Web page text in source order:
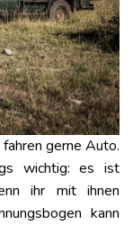
gerne Auto.
wichtig: es ist
ihr mit ihnen
kann